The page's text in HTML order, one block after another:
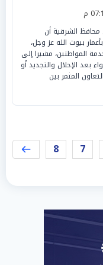
الشرقية أن
بيوت الله عز وجل،
المواطنين، مشيرا إلى
بعد الإحلال والتجديد أو
المثمر بين
7
8